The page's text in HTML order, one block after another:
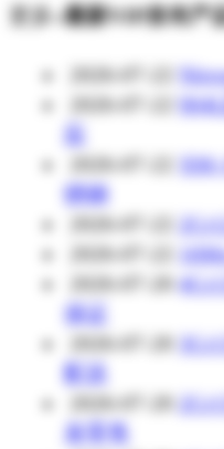
更多»最新VIP发布产
应
锈钢
保证
配送
发零售